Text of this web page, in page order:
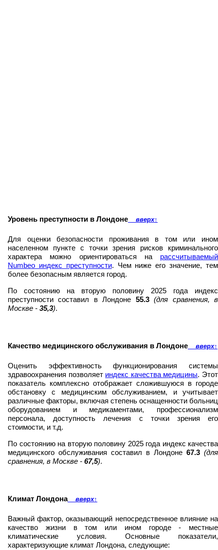
Уровень преступности в Лондоне вверх↑
Для оценки безопасности проживания в том или ином
населенном пункте с точки зрения рисков криминального
характера можно ориентироваться на рассчитываемый
Numbeo индекс преступности. Чем ниже его значение, тем
более безопасным является город.
По состоянию на вторую половину 2025 года индекс
преступности составил в Лондоне 55.3 (для сравнения, в
Москве - 35,3).
Качество медицинского обслуживания в Лондоне вверх↑
Оценить эффективность функционирования системы
здравоохранения позволяет индекс качества медицины. Этот
показатель комплексно отображает сложившуюся в городе
обстановку с медицинским обслуживанием, и учитывает
различные факторы, включая степень оснащенности больниц
оборудованием и медикаментами, профессионализм
персонала, доступность лечения с точки зрения его
стоимости, и т.д.
По состоянию на вторую половину 2025 года индекс качества
медицинского обслуживания составил в Лондоне 67.3 (для
сравнения, в Москве - 67,5).
Климат Лондонавверх↑
Важный фактор, оказывающий непосредственное влияние на
качество жизни в том или ином городе - местные
климатические условия. Основные показатели,
характеризующие климат Лондона, следующие: